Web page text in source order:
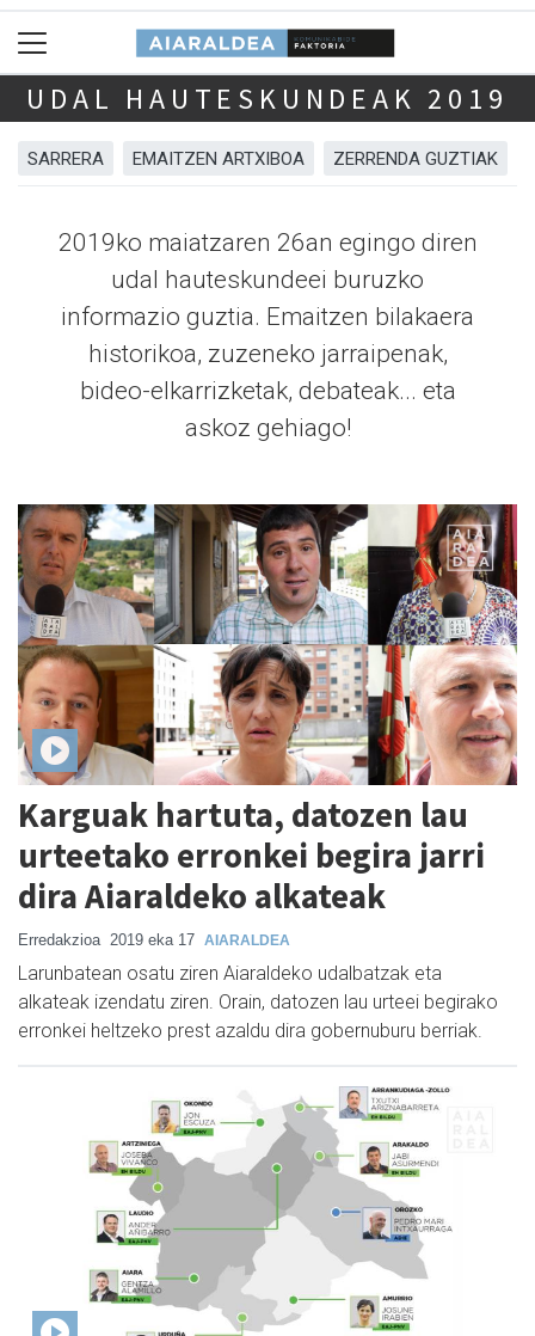
UDAL HAUTESKUNDEAK 2019
SARRERA EMAITZEN ARTXIBOA ZERRENDA GUZTIAK
2019ko maiatzaren 26an egingo diren
udal hauteskundeei buruzko
informazio guztia. Emaitzen bilakaera
historikoa, zuzeneko jarraipenak,
bideo-elkarrizketak, debateak... eta
askoz gehiago!
Karguak hartuta, datozen lau
urteetako erronkei begira jarri
dira Aiaraldeko alkateak
Erredakzioa 2019 eka 17 AIARALDEA
Larunbatean osatu ziren Aiaraldeko udalbatzak eta
alkateak izendatu ziren. Orain, datozen lau urteei begirako
erronkei heltzeko prest azaldu dira gobernuburu berriak.